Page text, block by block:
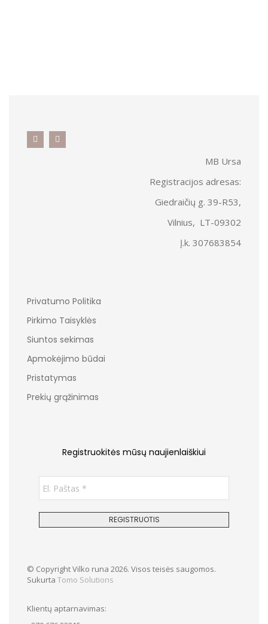
MB Ursa
Registracijos adresas:
Giedraičių g. 39-R53,
Vilnius, LT-09302
Į.k. 307683854
Privatumo Politika
Pirkimo Taisyklės
Siuntos sekimas
Apmokėjimo būdai
Pristatymas
Prekių grąžinimas
Registruokitės mūsų naujienlaiškiui
© Copyright Vilko runa 2026. Visos teisės saugomos.
Sukurta Tomo Solutions
Klientų aptarnavimas: